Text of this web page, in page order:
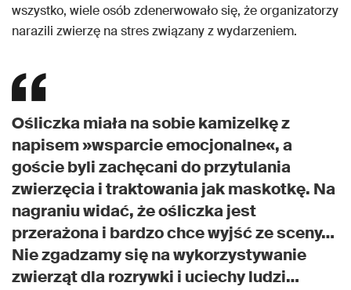
wszystko, wiele osób zdenerwowało się, że organizatorzy
narazili zwierzę na stres związany z wydarzeniem.
Ośliczka miała na sobie kamizelkę z
napisem »wsparcie emocjonalne«, a
goście byli zachęcani do przytulania
zwierzęcia i traktowania jak maskotkę. Na
nagraniu widać, że ośliczka jest
przerażona i bardzo chce wyjść ze sceny…
Nie zgadzamy się na wykorzystywanie
zwierząt dla rozrywki i uciechy ludzi…